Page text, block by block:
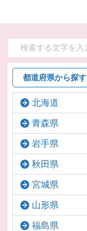
都道府県から探す
北海道
青森県
岩手県
秋田県
宮城県
山形県
福島県